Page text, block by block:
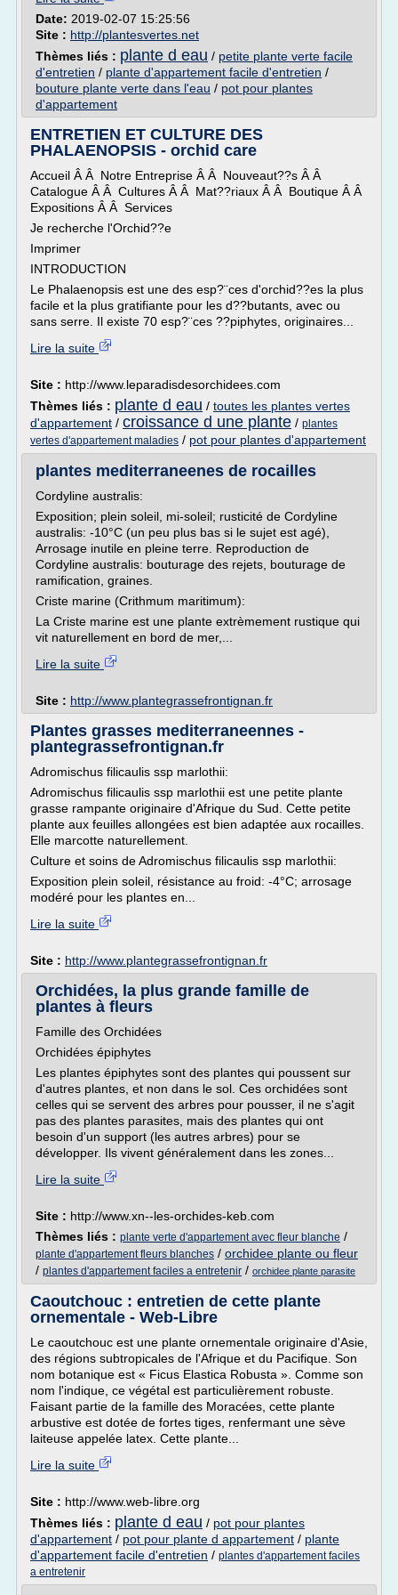
Date: 2019-02-07 15:25:56
Site : http://plantesvertes.net
Thèmes liés : plante d eau / petite plante verte facile
d'entretien / plante d'appartement facile d'entretien /
bouture plante verte dans l'eau / pot pour plantes
d'appartement
ENTRETIEN ET CULTURE DES
PHALAENOPSIS - orchid care
Accueil Â Â Notre Entreprise Â Â Nouveaut??s Â Â
Catalogue Â Â Cultures Â Â Mat??riaux Â Â Boutique Â Â
Expositions Â Â Services
Je recherche l'Orchid??e
Imprimer
INTRODUCTION
Le Phalaenopsis est une des esp?¨ces d'orchid??es la plus
facile et la plus gratifiante pour les d??butants, avec ou
sans serre. Il existe 70 esp?¨ces ??piphytes, originaires...
Lire la suite
Site : http://www.leparadisdesorchidees.com
Thèmes liés : plante d eau / toutes les plantes vertes
d'appartement / croissance d une plante / plantes
vertes d'appartement maladies / pot pour plantes d'appartement
plantes mediterraneenes de rocailles
Cordyline australis:
Exposition; plein soleil, mi-soleil; rusticité de Cordyline
australis: -10°C (un peu plus bas si le sujet est agé),
Arrosage inutile en pleine terre. Reproduction de
Cordyline australis: bouturage des rejets, bouturage de
ramification, graines.
Criste marine (Crithmum maritimum):
La Criste marine est une plante extrèmement rustique qui
vit naturellement en bord de mer,...
Lire la suite
Site : http://www.plantegrassefrontignan.fr
Plantes grasses mediterraneennes -
plantegrassefrontignan.fr
Adromischus filicaulis ssp marlothii:
Adromischus filicaulis ssp marlothii est une petite plante
grasse rampante originaire d'Afrique du Sud. Cette petite
plante aux feuilles allongées est bien adaptée aux rocailles.
Elle marcotte naturellement.
Culture et soins de Adromischus filicaulis ssp marlothii:
Exposition plein soleil, résistance au froid: -4°C; arrosage
modéré pour les plantes en...
Lire la suite
Site : http://www.plantegrassefrontignan.fr
Orchidées, la plus grande famille de
plantes à fleurs
Famille des Orchidées
Orchidées épiphytes
Les plantes épiphytes sont des plantes qui poussent sur
d'autres plantes, et non dans le sol. Ces orchidées sont
celles qui se servent des arbres pour pousser, il ne s'agit
pas des plantes parasites, mais des plantes qui ont
besoin d'un support (les autres arbres) pour se
développer. Ils vivent généralement dans les zones...
Lire la suite
Site : http://www.xn--les-orchides-keb.com
Thèmes liés : plante verte d'appartement avec fleur blanche /
plante d'appartement fleurs blanches / orchidee plante ou fleur
/ plantes d'appartement faciles a entretenir / orchidee plante parasite
Caoutchouc : entretien de cette plante
ornementale - Web-Libre
Le caoutchouc est une plante ornementale originaire d'Asie,
des régions subtropicales de l'Afrique et du Pacifique. Son
nom botanique est « Ficus Elastica Robusta ». Comme son
nom l'indique, ce végétal est particulièrement robuste.
Faisant partie de la famille des Moracées, cette plante
arbustive est dotée de fortes tiges, renfermant une sève
laiteuse appelée latex. Cette plante...
Lire la suite
Site : http://www.web-libre.org
Thèmes liés : plante d eau / pot pour plantes
d'appartement / pot pour plante d appartement / plante
d'appartement facile d'entretien / plantes d'appartement faciles
a entretenir